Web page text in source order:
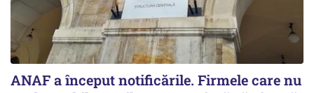
ANAF a început notificările. Firmele care nu